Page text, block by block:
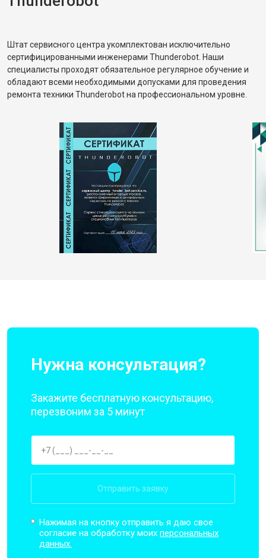
Штат сервисного центра укомплектован исключительно
сертифицированными инженерами Thunderobot. Наши
специалисты проходят обязательное регулярное обучение и
обладают всеми необходимыми допусками для проведения
ремонта техники Thunderobot на профессиональном уровне.
Нужна консультация?
Закажите бесплатную консультацию,
перезвоним за 5 минут
Отправить заявку
Нажимая на кнопку отправить я даю свое
согласие на обработку моихперсональных
данных.